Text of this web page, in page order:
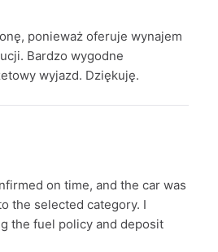
ponieważ oferuje wynajem
Bardzo wygodne
wyjazd. Dziękuję.
on time, and the car was
the selected category. I
the fuel policy and deposit